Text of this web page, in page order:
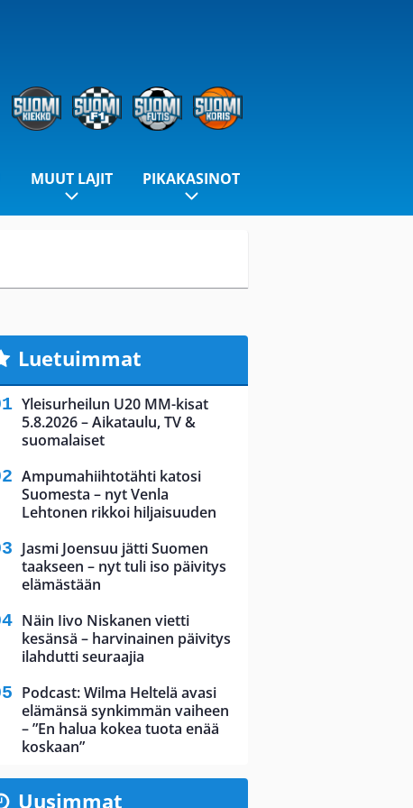
MUUT LAJIT PIKAKASINOT
Luetuimmat
Yleisurheilun U20 MM-kisat
5.8.2026 – Aikataulu, TV &
suomalaiset
Ampumahiihtotähti katosi
Suomesta – nyt Venla
Lehtonen rikkoi hiljaisuuden
Jasmi Joensuu jätti Suomen
taakseen – nyt tuli iso päivitys
elämästään
Näin Iivo Niskanen vietti
kesänsä – harvinainen päivitys
ilahdutti seuraajia
Podcast: Wilma Heltelä avasi
elämänsä synkimmän vaiheen
– ”En halua kokea tuota enää
koskaan”
Uusimmat